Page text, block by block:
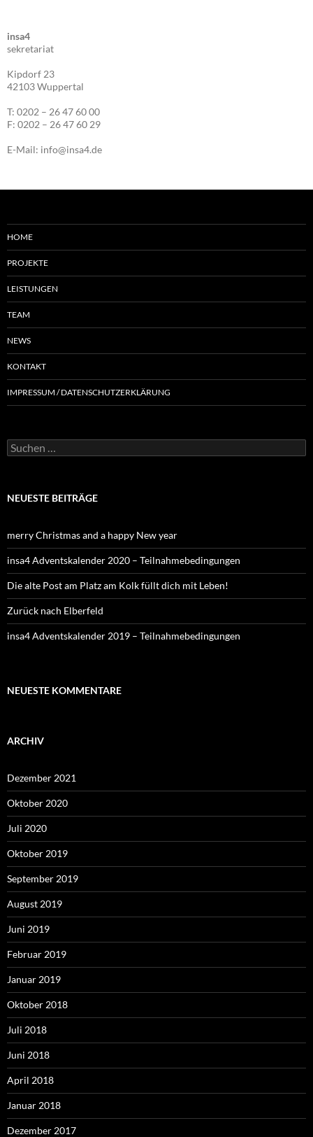
insa4
sekretariat
Kipdorf 23
42103 Wuppertal
T: 0202 – 26 47 60 00
F: 0202 – 26 47 60 29
E-Mail: info@insa4.de
HOME
PROJEKTE
LEISTUNGEN
TEAM
NEWS
KONTAKT
IMPRESSUM / DATENSCHUTZERKLÄRUNG
NEUESTE BEITRÄGE
merry Christmas and a happy New year
insa4 Adventskalender 2020 – Teilnahmebedingungen
Die alte Post am Platz am Kolk füllt dich mit Leben!
Zurück nach Elberfeld
insa4 Adventskalender 2019 – Teilnahmebedingungen
NEUESTE KOMMENTARE
ARCHIV
Dezember 2021
Oktober 2020
Juli 2020
Oktober 2019
September 2019
August 2019
Juni 2019
Februar 2019
Januar 2019
Oktober 2018
Juli 2018
Juni 2018
April 2018
Januar 2018
Dezember 2017